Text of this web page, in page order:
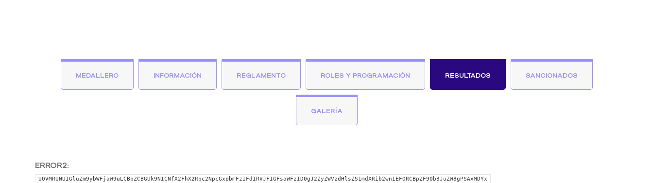
MEDALLERO INFORMACIÓN REGLAMENTO ROLES Y PROGRAMACIÓN RESULTADOS SANCIONADOS
GALERÍA
ERROR2:
U0VMRUNUIGluZm9ybWFjaW9uLCBpZCBGUk9NICNfX2FhX2Rpc2NpcGxpbmFzIFdIRVJFIGFsaWFzID0gJ2ZyZWVzdHlsZS1mdXRib2wnIEFORCBpZF90b3JuZW8gPSAxMDYx